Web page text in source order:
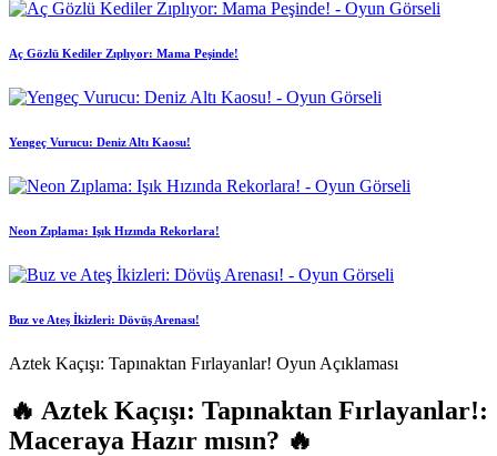
Aç Gözlü Kediler Zıplıyor: Mama Peşinde!
Yengeç Vurucu: Deniz Altı Kaosu!
Neon Zıplama: Işık Hızında Rekorlara!
Buz ve Ateş İkizleri: Dövüş Arenası!
Aztek Kaçışı: Tapınaktan Fırlayanlar! Oyun Açıklaması
🔥 Aztek Kaçışı: Tapınaktan Fırlayanlar!:
Maceraya Hazır mısın? 🔥